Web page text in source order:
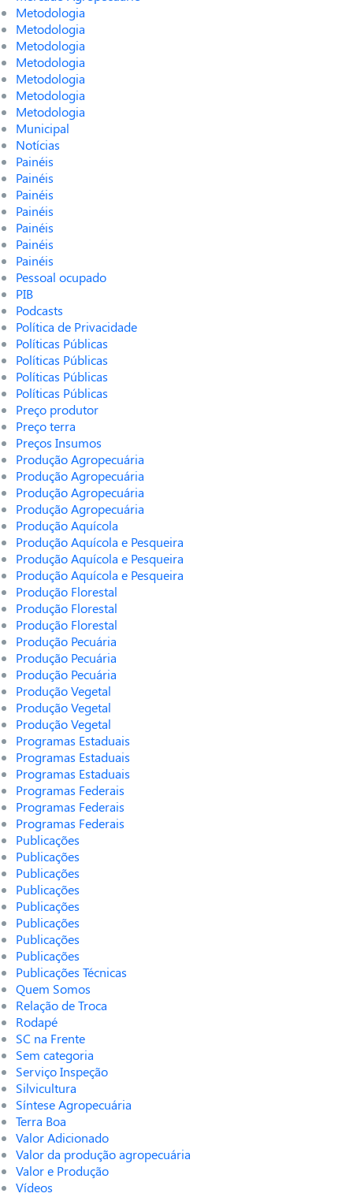
Metodologia
Metodologia
Metodologia
Metodologia
Metodologia
Metodologia
Metodologia
Municipal
Notícias
Painéis
Painéis
Painéis
Painéis
Painéis
Painéis
Painéis
Pessoal ocupado
PIB
Podcasts
Política de Privacidade
Políticas Públicas
Políticas Públicas
Políticas Públicas
Políticas Públicas
Preço produtor
Preço terra
Preços Insumos
Produção Agropecuária
Produção Agropecuária
Produção Agropecuária
Produção Agropecuária
Produção Aquícola
Produção Aquícola e Pesqueira
Produção Aquícola e Pesqueira
Produção Aquícola e Pesqueira
Produção Florestal
Produção Florestal
Produção Florestal
Produção Pecuária
Produção Pecuária
Produção Pecuária
Produção Vegetal
Produção Vegetal
Produção Vegetal
Programas Estaduais
Programas Estaduais
Programas Estaduais
Programas Federais
Programas Federais
Programas Federais
Publicações
Publicações
Publicações
Publicações
Publicações
Publicações
Publicações
Publicações
Publicações Técnicas
Quem Somos
Relação de Troca
Rodapé
SC na Frente
Sem categoria
Serviço Inspeção
Silvicultura
Síntese Agropecuária
Terra Boa
Valor Adicionado
Valor da produção agropecuária
Valor e Produção
Vídeos